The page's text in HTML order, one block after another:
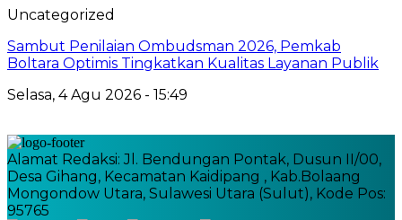
Uncategorized
Sambut Penilaian Ombudsman 2026, Pemkab
Boltara Optimis Tingkatkan Kualitas Layanan Publik
Selasa, 4 Agu 2026 - 15:49
Alamat Redaksi: Jl. Bendungan Pontak, Dusun II/00,
Desa Gihang, Kecamatan Kaidipang , Kab.Bolaang
Mongondow Utara, Sulawesi Utara (Sulut), Kode Pos:
95765